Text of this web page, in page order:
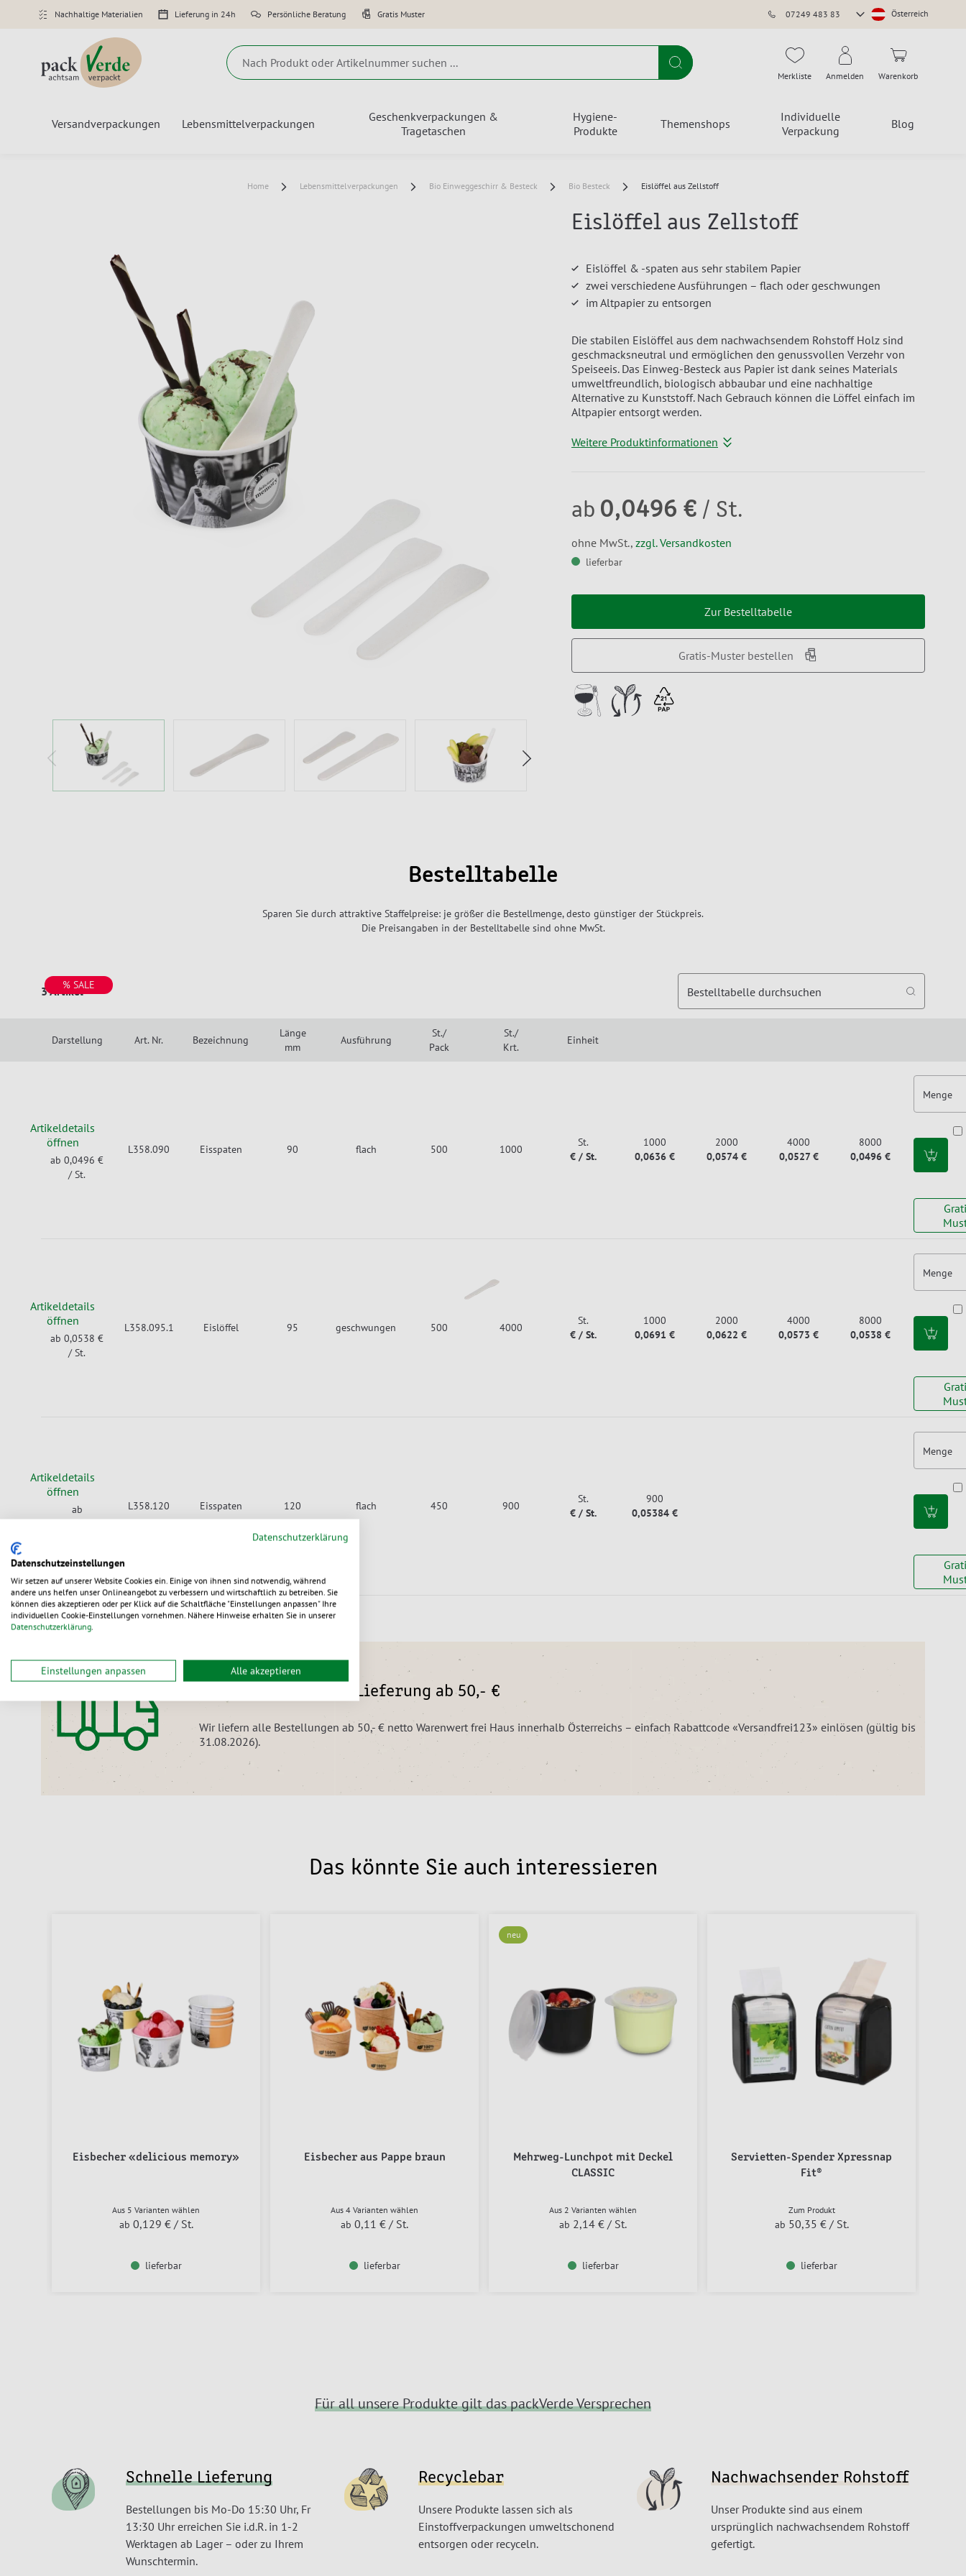
Nachhaltige Materialien Lieferung in 24h Persönliche Beratung Gratis Muster 07249 483 83
Store
Österreich
Suche Merkliste Anmelden Warenkorb
Versandverpackungen Lebensmittelverpackungen
Geschenkverpackungen &
Tragetaschen
Hygiene-
Produkte
Themenshops
Individuelle
Verpackung
Blog
Home Lebensmittelverpackungen Bio Einweggeschirr & Besteck Bio Besteck Eislöffel aus Zellstoff
Eislöffel aus Zellstoff
Eislöffel & -spaten aus sehr stabilem Papier
zwei verschiedene Ausführungen – flach oder geschwungen
im Altpapier zu entsorgen
Die stabilen Eislöffel aus dem nachwachsendem Rohstoff Holz sind
geschmacksneutral und ermöglichen den genussvollen Verzehr von
Speiseeis. Das Einweg-Besteck aus Papier ist dank seines Materials
umweltfreundlich, biologisch abbaubar und eine nachhaltige
Alternative zu Kunststoff. Nach Gebrauch können die Löffel einfach im
Altpapier entsorgt werden.
Weitere Produktinformationen
ab 0,0496 € / St.
ohne MwSt., zzgl. Versandkosten
lieferbar
Zur Bestelltabelle
Gratis-Muster bestellen
Bestelltabelle
Sparen Sie durch attraktive Staffelpreise: je größer die Bestellmenge, desto günstiger der Stückpreis.
Die Preisangaben in der Bestelltabelle sind ohne MwSt.
3 Artikel Bestelltabelle durchsuchen
Darstellung Art. Nr. Bezeichnung
Länge
mm
Ausführung
St./
Pack
St./
Krt.
Einheit
Artikeldetails
öffnen
ab 0,0496 €
/ St.
L358.090 Eisspaten 90 flach 500 1000
St.
€ / St.
1000
0,0636 €
2000
0,0574 €
4000
0,0527 €
8000
0,0496 €
Menge
Artikeldetails
öffnen
ab 0,0538 €
/ St.
L358.095.1 Eislöffel 95 geschwungen 500 4000
St.
€ / St.
1000
0,0691 €
2000
0,0622 €
4000
0,0573 €
8000
0,0538 €
Menge
% SALE
Artikeldetails
öffnen
ab
L358.120 Eisspaten 120 flach 450 900
St.
€ / St.
900
0,05384 €
Menge
Nur noch für kurze Zeit:
Versandkostenfreie Lieferung ab 50,- €
Wir liefern alle Bestellungen ab 50,- € netto Warenwert frei Haus innerhalb Österreichs – einfach Rabattcode «Versandfrei123» einlösen (gültig bis
31.08.2026).
Das könnte Sie auch interessieren
Eisbecher «delicious memory»
Aus 5 Varianten wählen
ab 0,129 € / St.
lieferbar
Eisbecher aus Pappe braun
Aus 4 Varianten wählen
ab 0,11 € / St.
lieferbar
neu
Mehrweg-Lunchpot mit Deckel
CLASSIC
Aus 2 Varianten wählen
ab 2,14 € / St.
lieferbar
Servietten-Spender Xpressnap
Fit®
Zum Produkt
ab 50,35 € / St.
lieferbar
Für all unsere Produkte gilt das packVerde Versprechen
Schnelle Lieferung
Bestellungen bis Mo-Do 15:30 Uhr, Fr
13:30 Uhr erreichen Sie i.d.R. in 1-2
Werktagen ab Lager – oder zu Ihrem
Wunschtermin.
Recyclebar
Unsere Produkte lassen sich als
Einstoffverpackungen umweltschonend
entsorgen oder recyceln.
Nachwachsender Rohstoff
Unser Produkte sind aus einem
ursprünglich nachwachsendem Rohstoff
gefertigt.
Datenschutzerklärung
Datenschutzeinstellungen
Wir setzen auf unserer Website Cookies ein. Einige von ihnen sind notwendig, während
andere uns helfen unser Onlineangebot zu verbessern und wirtschaftlich zu betreiben. Sie
können dies akzeptieren oder per Klick auf die Schaltfläche "Einstellungen anpassen" Ihre
individuellen Cookie-Einstellungen vornehmen. Nähere Hinweise erhalten Sie in unserer
Datenschutzerklärung.
Einstellungen anpassen Alle akzeptieren